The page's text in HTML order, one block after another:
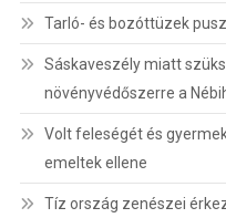
Tarló- és bozóttüzek
Sáskaveszély miatt
növényvédőszerre a
Volt feleségét és
emeltek ellene
Tíz ország zenészei